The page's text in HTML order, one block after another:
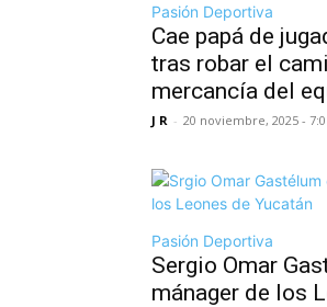
Pasión Deportiva
Cae papá de
tras robar el
mercancía del
J R - 20 noviembre, 2025 -
Pasión Deportiva
Sergio Omar
mánager de los